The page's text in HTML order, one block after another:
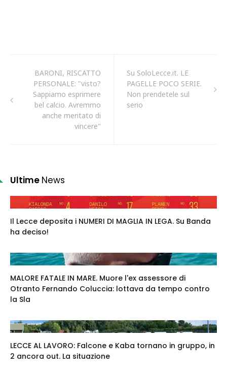
BARONI, RISCATTO
PERSONALE: "visto?
Sappiamo esprimere
bel calcio. Avremmo
anche meritato di
vincere"
Su SoloLecce.it. LE
PAGELLE POCO SERIE.
Non prendetele sul
serio
Ultime News
Il Lecce deposita i NUMERI DI MAGLIA IN LEGA. Su Banda
ha deciso!
MALORE FATALE IN MARE. Muore l'ex assessore di
Otranto Fernando Coluccia: lottava da tempo contro
la Sla
LECCE AL LAVORO: Falcone e Kaba tornano in gruppo, in
2 ancora out. La situazione